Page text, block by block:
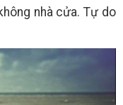
nhà cửa. Tự do